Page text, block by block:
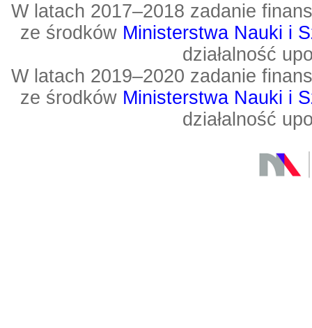
W latach 2017–2018 zadanie
ze środków Ministerstwa Nauki i
działalność
W latach 2019–2020 zadanie
ze środków Ministerstwa Nauki i
działalność